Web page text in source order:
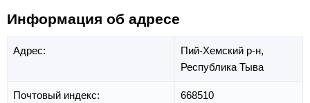
Информация об адресе
Адрес:
Пий-Хемский р-н,
Республика Тыва
Почтовый индекс: 668510